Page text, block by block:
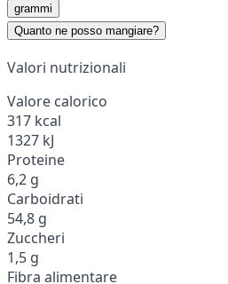
grammi
Quanto ne posso mangiare?
Valori nutrizionali
Valore calorico
317 kcal
1327 kJ
Proteine
6,2 g
Carboidrati
54,8 g
Zuccheri
1,5 g
Fibra alimentare